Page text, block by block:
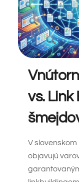
vs. Link
V
objavujú